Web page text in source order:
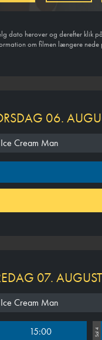
dato herover og derefter klik
om filmen længere nede
06.
Ice Cream Man
07. AUGUST
Ice Cream Man
15:00 Sal 4